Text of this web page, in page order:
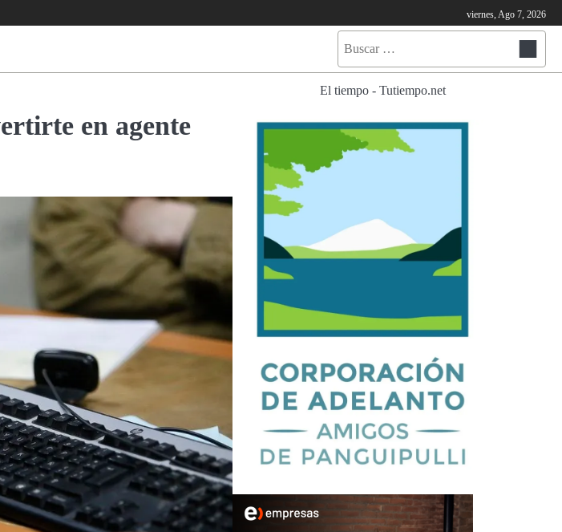
viernes, Ago 7, 2026
Buscar:
en agente
El tiempo - Tutiempo.net